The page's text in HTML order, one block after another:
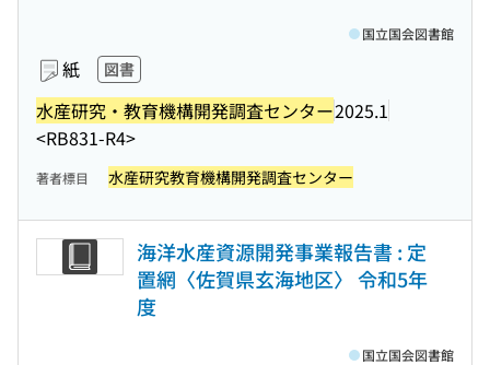
紙 図書
水産研究・教育機構開発調査センター2025.1
<RB831-R4>
国立国会図書館
著者標目 水産研究教育機構開発調査センター
海洋水産資源開発事業報告書 : 定
置網〈佐賀県玄海地区〉 令和5年
度
国立国会図書館